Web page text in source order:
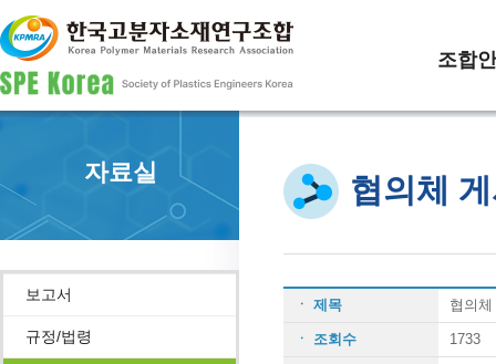
조합
자료실
보고서
규정/법령
협의체
ㆍ 제목 협의
ㆍ 조회수 1733